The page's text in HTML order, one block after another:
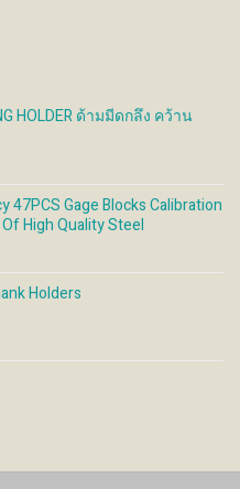
HOLDER ด้ามมีดกลึง คว้าน
650 ฿
through
900 ฿
47PCS Gage Blocks Calibration
High Quality Steel
Holders
through